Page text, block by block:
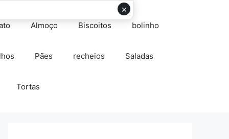
Almoço Biscoitos bolinho
Pães recheios Saladas
Tortas
×